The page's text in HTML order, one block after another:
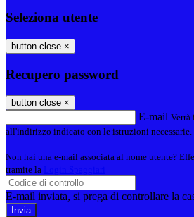
Seleziona utente
button close ×
Recupero password
button close ×
E-mail Verrà
all'indirizzo indicato con le istruzioni necessarie.
Non hai una e-mail associata al nome utente?
tramite la
E-mail inviata, si prega di controllare la